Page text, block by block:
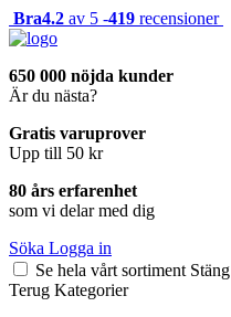
Bra4.2 av 5 -419 recensioner
650 000 nöjda kunder
Är du nästa?
Gratis varuprover
Upp till 50 kr
80 års erfarenhet
som vi delar med dig
Söka Logga in
Se hela vårt sortiment Stäng
Terug Kategorier